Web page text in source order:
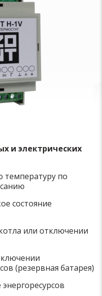
и электрических
по
состояние
или отключении
(резервная батарея)